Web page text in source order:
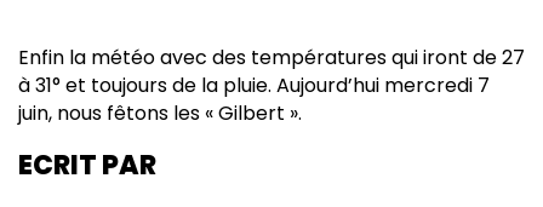
Enfin la météo avec des températures qui iront de 27
à 31° et toujours de la pluie. Aujourd’hui mercredi 7
juin, nous fêtons les « Gilbert ».
ECRIT PAR